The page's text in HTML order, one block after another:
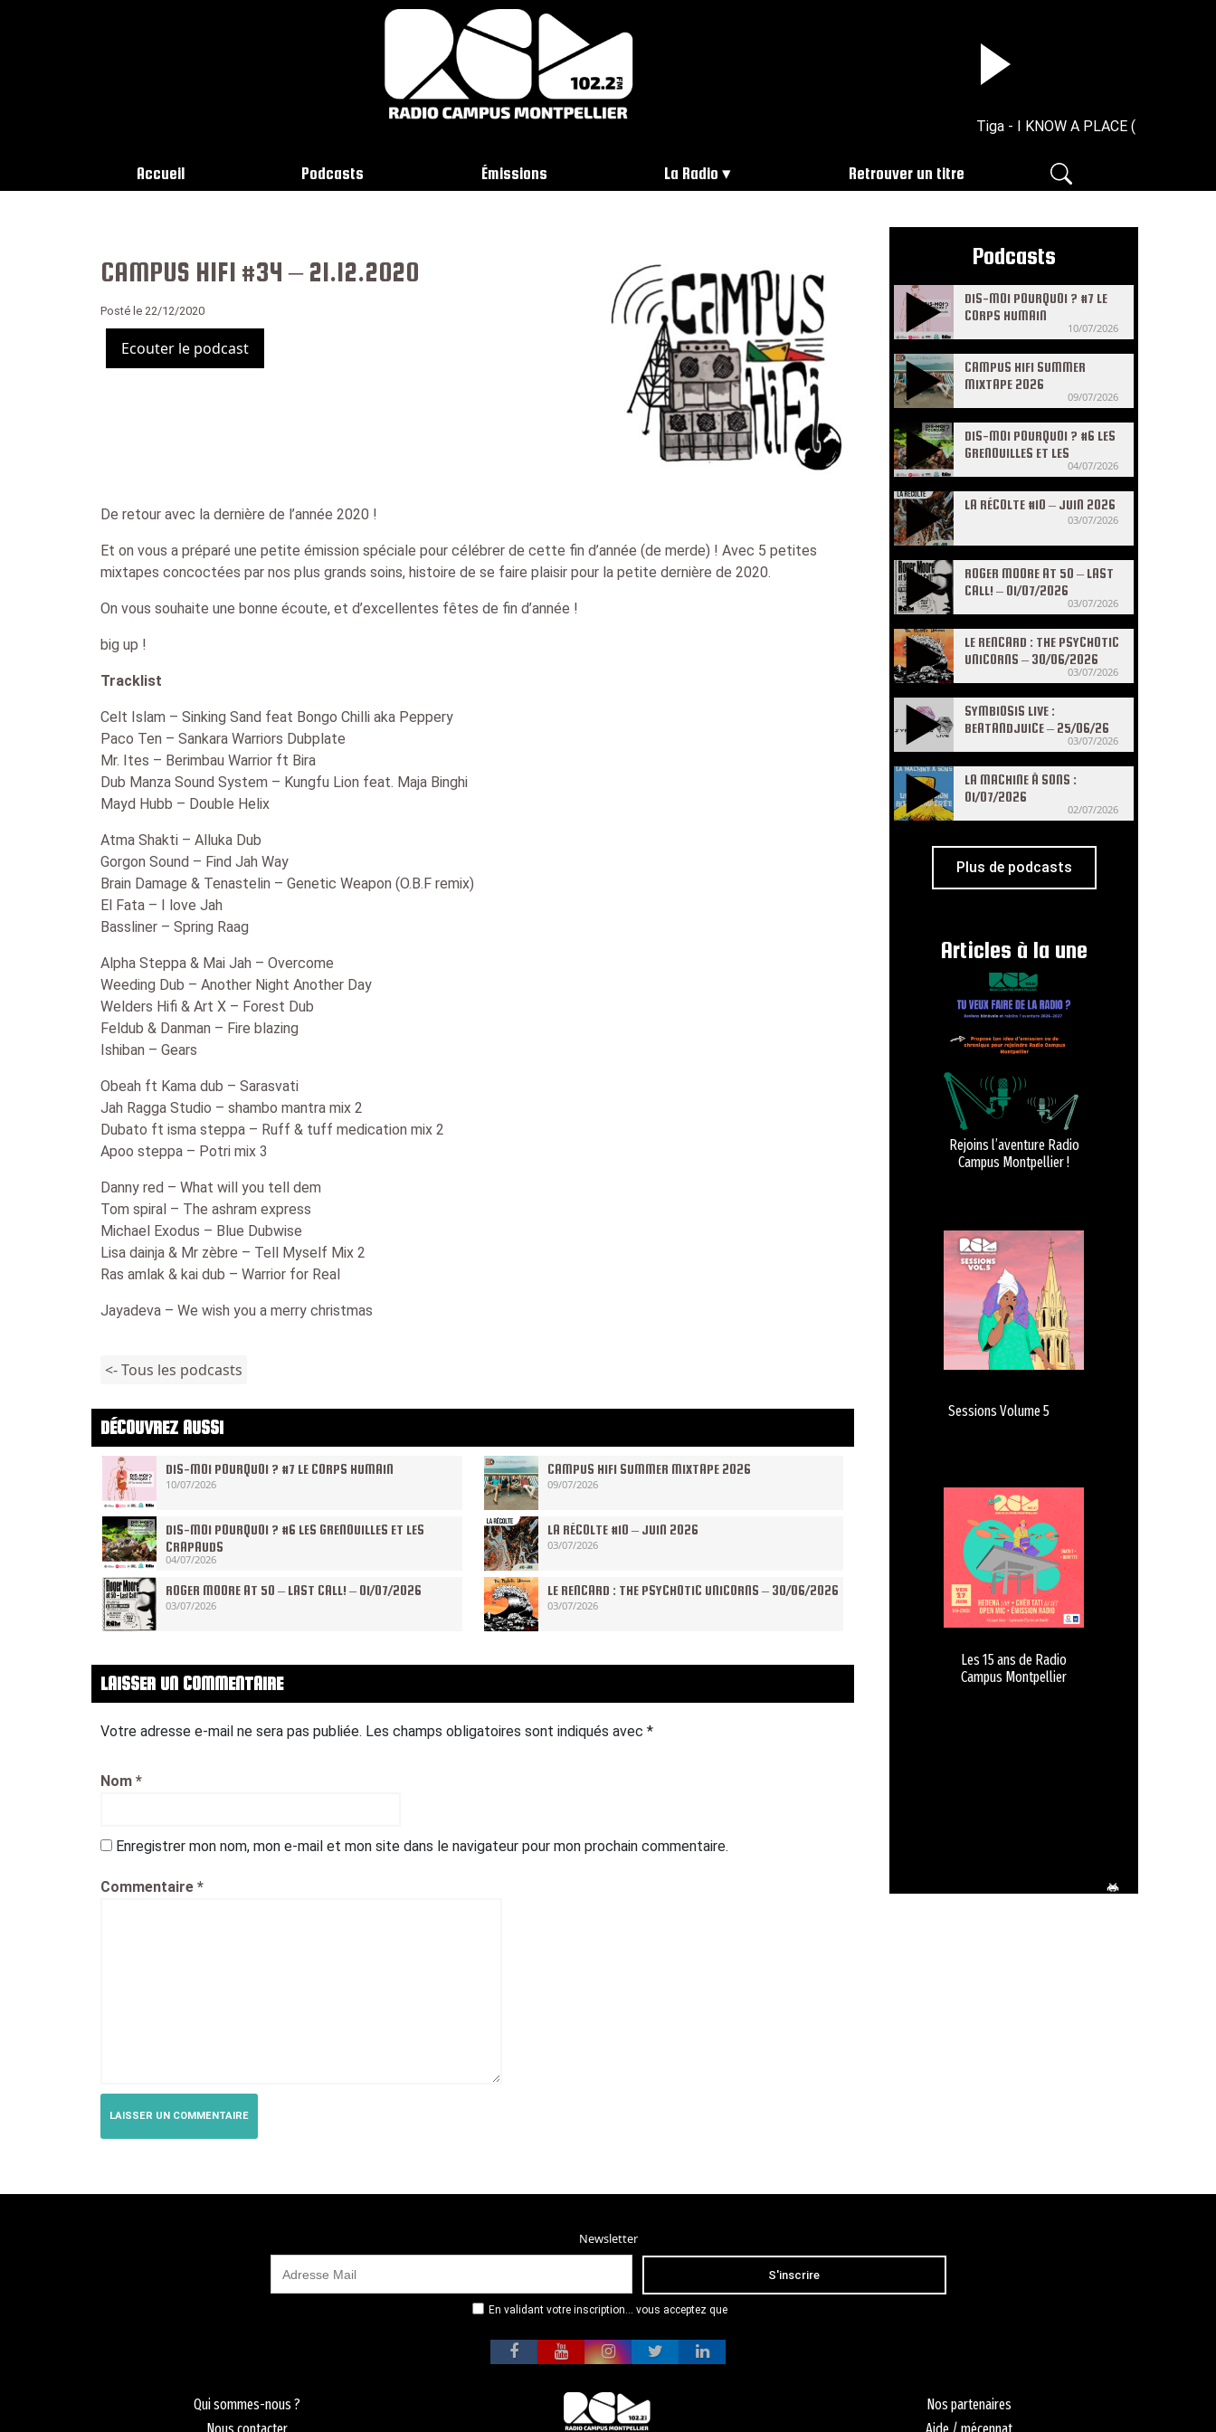
Tiga - I KNOW A PLACE (Original Mix)
Accueil Podcasts Émissions La Radio Retrouver un titre
CAMPUS HIFI #34 – 21.12.2020
Posté le 22/12/2020
Ecouter le podcast
De retour avec la dernière de l’année 2020 !
Et on vous a préparé une petite émission spéciale pour célébrer de cette fin d’année (de merde) ! Avec 5 petites
mixtapes concoctées par nos plus grands soins, histoire de se faire plaisir pour la petite dernière de 2020.
On vous souhaite une bonne écoute, et d’excellentes fêtes de fin d’année !
big up !
Tracklist
Celt Islam – Sinking Sand feat Bongo Chilli aka Peppery
Paco Ten – Sankara Warriors Dubplate
Mr. Ites – Berimbau Warrior ft Bira
Dub Manza Sound System – Kungfu Lion feat. Maja Binghi
Mayd Hubb – Double Helix
Atma Shakti – Alluka Dub
Gorgon Sound – Find Jah Way
Brain Damage & Tenastelin – Genetic Weapon (O.B.F remix)
El Fata – I love Jah
Bassliner – Spring Raag
Alpha Steppa & Mai Jah – Overcome
Weeding Dub – Another Night Another Day
Welders Hifi & Art X – Forest Dub
Feldub & Danman – Fire blazing
Ishiban – Gears
Obeah ft Kama dub – Sarasvati
Jah Ragga Studio – shambo mantra mix 2
Dubato ft isma steppa – Ruff & tuff medication mix 2
Apoo steppa – Potri mix 3
Danny red – What will you tell dem
Tom spiral – The ashram express
Michael Exodus – Blue Dubwise
Lisa dainja & Mr zèbre – Tell Myself Mix 2
Ras amlak & kai dub – Warrior for Real
Jayadeva – We wish you a merry christmas
<- Tous les podcasts
DÉCOUVREZ AUSSI
DIS-MOI POURQUOI ? #7 LE CORPS HUMAIN
10/07/2026
CAMPUS HIFI SUMMER MIXTAPE 2026
09/07/2026
DIS-MOI POURQUOI ? #6 LES GRENOUILLES ET LES
CRAPAUDS
04/07/2026
LA RÉCOLTE #10 – JUIN 2026
03/07/2026
ROGER MOORE AT 50 – LAST CALL! – 01/07/2026
03/07/2026
LE RENCARD : THE PSYCHOTIC UNICORNS – 30/06/2026
03/07/2026
LAISSER UN COMMENTAIRE
Votre adresse e-mail ne sera pas publiée. Les champs obligatoires sont indiqués avec *
Nom *
Enregistrer mon nom, mon e-mail et mon site dans le navigateur pour mon prochain commentaire.
Commentaire *
Podcasts
DIS-MOI POURQUOI ? #7 LE
CORPS HUMAIN
10/07/2026
CAMPUS HIFI SUMMER
MIXTAPE 2026
09/07/2026
DIS-MOI POURQUOI ? #6 LES
GRENOUILLES ET LES
04/07/2026
LA RÉCOLTE #10 – JUIN 2026
03/07/2026
ROGER MOORE AT 50 – LAST
CALL! – 01/07/2026
03/07/2026
LE RENCARD : THE PSYCHOTIC
UNICORNS – 30/06/2026
03/07/2026
SYMBIOSIS LIVE :
BEATANDJUICE – 25/06/26
03/07/2026
LA MACHINE À SONS :
01/07/2026
02/07/2026
Plus de podcasts
Articles à la une
Rejoins l’aventure Radio
Campus Montpellier !
Sessions Volume 5
Les 15 ans de Radio
Campus Montpellier
Newsletter
En validant votre inscription... vous acceptez que
adresse email dans le but de vous envoyer
mensuellement sa lettre d’informations. Pour plus
politique de confidentialité.
Qui sommes-nous ?
Nous contacter
Nos partenaires
Aide / mécennat